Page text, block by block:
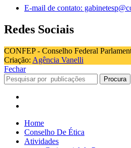
E-mail de contato:
Redes Sociais
CONFEP - Conselho Federal
Criação: Agência Vanelli
Fechar
Procura
Home
Conselho De Ética
Atividades